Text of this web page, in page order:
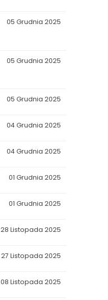
05 Grudnia 2025
05 Grudnia 2025
05 Grudnia 2025
04 Grudnia 2025
04 Grudnia 2025
01 Grudnia 2025
01 Grudnia 2025
28 Listopada 2025
27 Listopada 2025
08 Listopada 2025